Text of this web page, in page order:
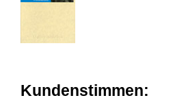
Kundenstimmen: